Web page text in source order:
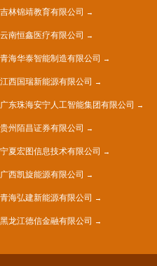
吉林锦靖教育有限公司
云南恒鑫医疗有限公司
青海华泰智能制造有限公司
江西国瑞新能源有限公司
广东珠海安宁人工智能集团有限公司
贵州陌昌证券有限公司
宁夏宏图信息技术有限公司
广西凯旋能源有限公司
青海弘建新能源有限公司
黑龙江德信金融有限公司